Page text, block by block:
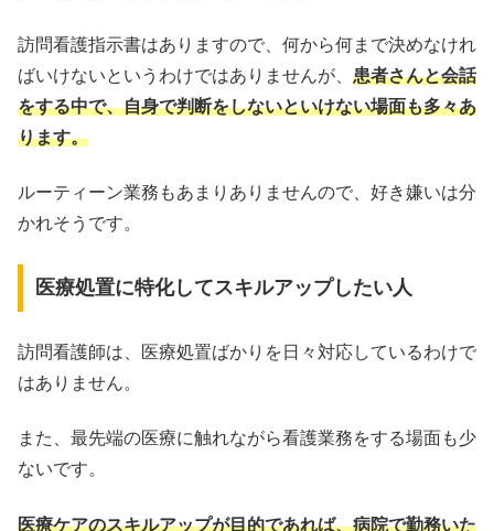
訪問看護指示書はありますので、何から何まで決めなけれ
ばいけないというわけではありませんが、 患者さんと会話
をする中で、自身で判断をしないといけない場面も多々あ
ります。
ルーティーン業務もあまりありませんので、好き嫌いは分
かれそうです。
医療処置に特化してスキルアップしたい人
訪問看護師は、医療処置ばかりを日々対応しているわけで
はありません。
また、最先端の医療に触れながら看護業務をする場面も少
ないです。
医療ケアのスキルアップが目的であれば、病院で勤務いた